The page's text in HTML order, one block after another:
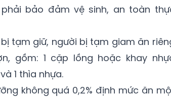
bảo đảm vệ sinh, an toàn
tạm giữ, người bị tạm giam ăn
gồm: 1 cặp lồng hoặc khay
1 thìa nhựa.
không quá 0,2% định mức ăn